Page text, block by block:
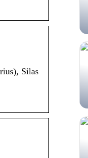
Silas